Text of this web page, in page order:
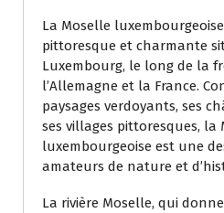
La Moselle
pittoresque et charmante
Luxembourg, le long de la
l’Allemagne et la France.
paysages verdoyants, ses
ses villages pittoresques, la
luxembourgeoise est une
amateurs de nature et
La rivière Moselle, qui